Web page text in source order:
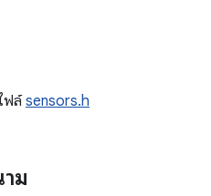
ฟล์sensors.h
ม